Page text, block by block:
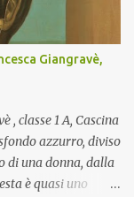
Giangravè,
, classe 1 A, Cascina
azzurro, diviso
di una donna, dalla
è quasi uno